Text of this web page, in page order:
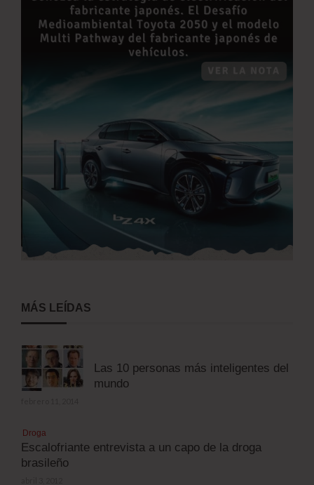
MÁS LEÍDAS
Las 10 personas más inteligentes del
mundo
Droga
Escalofriante entrevista a un capo de la droga
brasileño